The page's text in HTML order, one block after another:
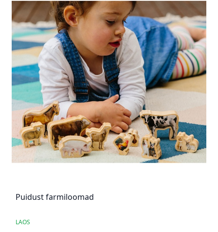
Puidust farmiloomad
LAOS